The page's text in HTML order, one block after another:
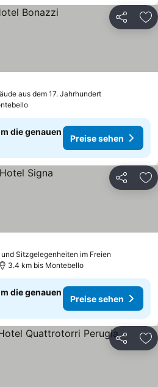
Teilen
aus dem 17. Jahrhundert
die genauen
Preise sehen
Teilen
Sitzgelegenheiten im Freien
3.4 km bis Montebello
die genauen
Preise sehen
Teilen